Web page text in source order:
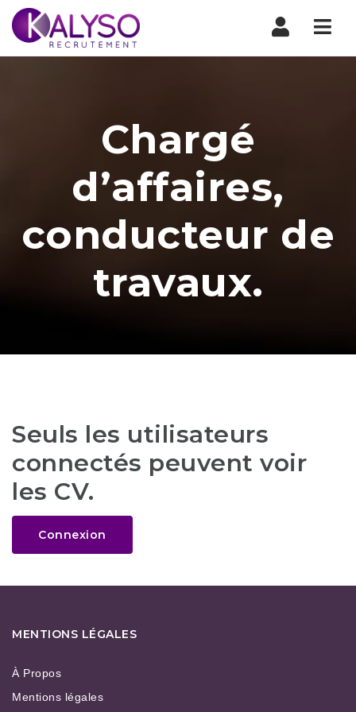
Chargé
d’affaires,
conducteur de
travaux.
Seuls les utilisateurs
connectés peuvent voir
les CV.
Connexion
MENTIONS LÉGALES
À Propos
Mentions légales